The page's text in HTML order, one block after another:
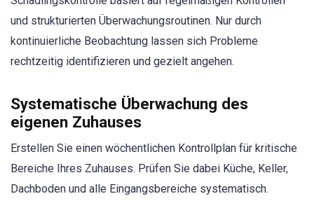
und strukturierten Überwachungsroutinen. Nur durch
kontinuierliche Beobachtung lassen sich Probleme
rechtzeitig identifizieren und gezielt angehen.
Systematische Überwachung des
eigenen Zuhauses
Erstellen Sie einen wöchentlichen Kontrollplan für kritische
Bereiche Ihres Zuhauses. Prüfen Sie dabei Küche, Keller,
Dachboden und alle Eingangsbereiche systematisch.